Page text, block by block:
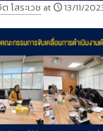
โสระเวช at 13/11/